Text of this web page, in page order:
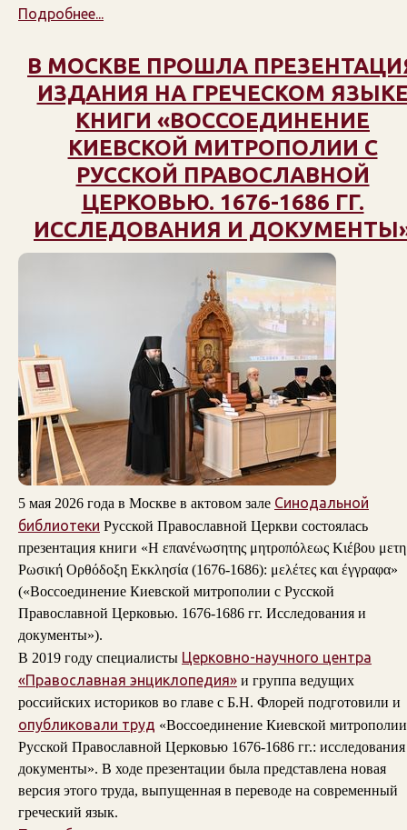
Подробнее...
В МОСКВЕ ПРОШЛА
ИЗДАНИЯ НА ГРЕЧЕСКОМ
КНИГИ «ВОССОЕДИНЕНИЕ
КИЕВСКОЙ МИТРОПОЛИИ С
РУССКОЙ ПРАВОСЛАВНОЙ
ЦЕРКОВЬЮ. 1676-1686 ГГ.
ИССЛЕДОВАНИЯ И
5 мая 2026 года в Москве в актовом зале Синодальной
библиотеки Русской Православной Церкви состоялась
презентация книги «Η επανένωσητης μητροπόλεως Κιέβου μετη
Ρωσική Ορθόδοξη Εκκλησία (1676-1686): μελέτες και έγγραφα»
(«Воссоединение Киевской митрополии с Русской
Православной Церковью. 1676-1686 гг. Исследования и
документы»).
В 2019 году специалисты Церковно-научного центра
«Православная энциклопедия» и группа ведущих
российских историков во главе с Б.Н. Флорей подготовили и
опубликовали труд «Воссоединение Киевской
Русской Православной Церковью 1676-1686 гг.:
документы». В ходе презентации была представлена новая
версия этого труда, выпущенная в переводе на современный
греческий язык.